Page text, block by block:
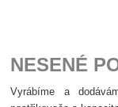
NESENÉ
Vyrábíme a